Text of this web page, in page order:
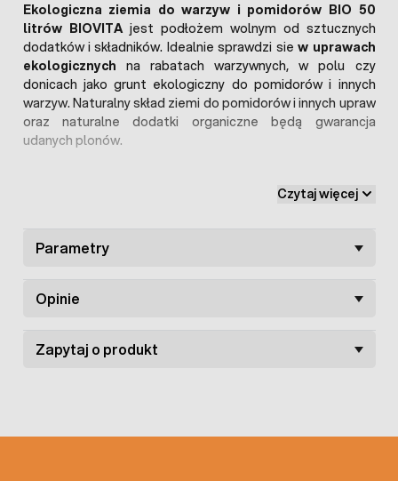
Ekologiczna ziemia do warzyw i pomidorów BIO 50
litrów BIOVITAjest podłożem wolnym od sztucznych
dodatków i składników. Idealnie sprawdzi siew uprawach
ekologicznych na rabatach warzywnych, w polu czy
donicach jako grunt ekologiczny do pomidorów i innych
warzyw. Naturalny skład ziemi do pomidorów i innych upraw
oraz naturalne dodatki organiczne będą gwarancja
udanych plonów.
Czytaj więcej
Parametry
Opinie
Zapytaj o produkt